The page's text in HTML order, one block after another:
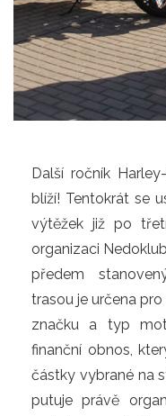
Další ročník
blíží! Tentokrát se
výtěžek již po
organizaci
předem
trasou je určena
značku a typ
finanční obnos,
částky vybrané na
putuje právě